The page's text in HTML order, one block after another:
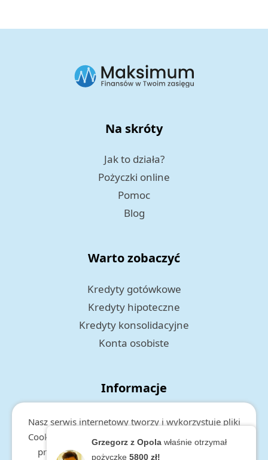
Nasz serwis internetowy tworzy i wykorzystuje pliki
Cookies. Więcej informacji o cookies, zakresie i celu
przetwarzania danych, znajduje się w
Grzegorz z Opola właśnie otrzymał
pożyczkę 5800 zł!
Na skróty
Jak to działa?
Pożyczki online
Pomoc
Blog
Warto zobaczyć
Kredyty gotówkowe
Kredyty hipoteczne
Kredyty konsolidacyjne
Konta osobiste
Informacje
Polityka prywatności
RODO